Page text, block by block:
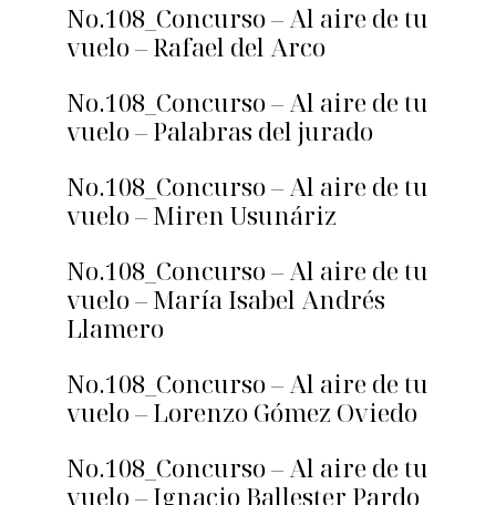
No.108_Concurso – Al aire de tu
vuelo – Rafael del Arco
No.108_Concurso – Al aire de tu
vuelo – Palabras del jurado
No.108_Concurso – Al aire de tu
vuelo – Miren Usunáriz
No.108_Concurso – Al aire de tu
vuelo – María Isabel Andrés
Llamero
No.108_Concurso – Al aire de tu
vuelo – Lorenzo Gómez Oviedo
No.108_Concurso – Al aire de tu
vuelo – Ignacio Ballester Pardo